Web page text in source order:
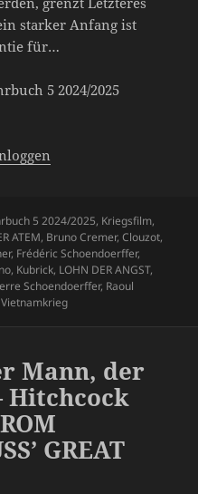
starker Anfang ist
für…
5 2024/2025
5 2024/2025, Kriegsfilm,
ATEM, Bruno Cremer,Clouzot,
, Frédéric Schoendoerffer,
, Kubrick, LOHN DER ANGST,
Schoendoerffer, Raoul
Vietnamkrieg
Mann, der
Hitchcock
GREAT